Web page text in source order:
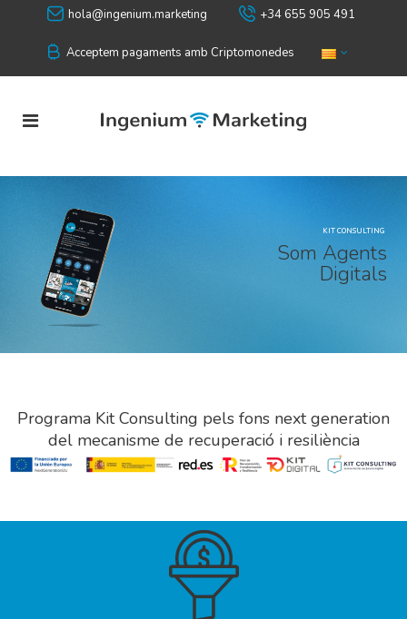
hola@ingenium.marketing +34 655 905 491
Acceptem pagaments amb Criptomonedes
KIT CONSULTING
Som Agents
Digitals
Programa Kit Consulting pels fons next generation
del mecanisme de recuperació i resiliència